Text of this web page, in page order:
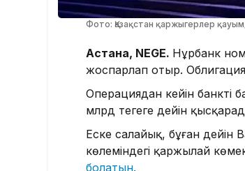
Фото: Қазақстан қаржыгерлер
Астана, NEGE. Нұрбанк
жоспарлап отыр.
Операциядан кейін банктің
млрд теңгеге дейін
Еске салайық, бұған дейін
көлеміндегі қаржылай
болатын.